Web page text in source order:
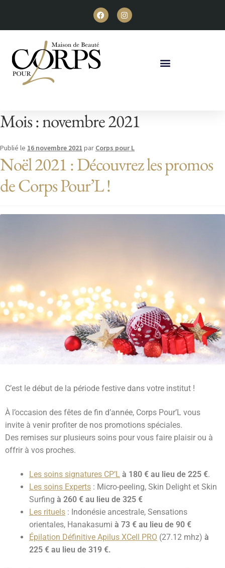
Mois :novembre 2021
Publié le 16 novembre 2021 par Corps pour L
Noël 2021 : Découvrez les promos
de Corps Pour’L !
C’est le début de la période festive dans votre institut !
À l’occasion des fêtes de fin d’année, Corps Pour’L vous
invite à venir profiter de nos promotions spéciales.
Des remises sur plusieurs soins pour vous faire plaisir ou à
offrir à vos proches.
Les soins signatures CP’L à 180 € au lieu de 225 €.
Les soins Experts : Micro-peeling, Skin Delight et Skin
Surfing à 260 € au lieu de 325 €
Les rituels : Indonésie ancestrale, Sensations
orientales, Hanakasumi à 73 € au lieu de 90 €
Épilation Définitive Apilus XCell PRO (27.12 mhz) à
225 € au lieu de 319 €.